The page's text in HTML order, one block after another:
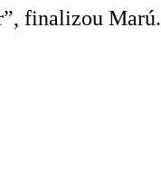
finalizou Marú.